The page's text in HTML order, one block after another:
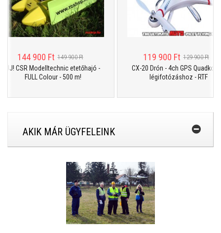
144 900 Ft 149 900 Ft
ÚJ! CSR Modelltechnic etetőhajó -
FULL Colour - 500 m!
119 900 Ft 129 900 Ft
CX-20 Drón - 4ch GPS Quadkopter
légifotózáshoz - RTF
AKIK MÁR ÜGYFELEINK